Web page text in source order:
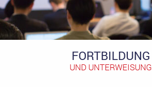
FORTBILDUNG
UND UNTERWEISUNG